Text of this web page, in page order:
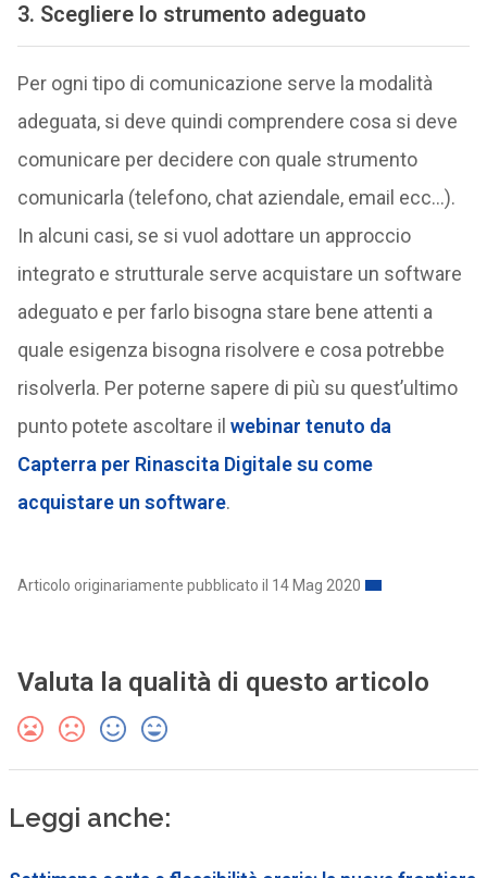
3. Scegliere lo strumento adeguato
Per ogni tipo di comunicazione serve la modalità
adeguata, si deve quindi comprendere cosa si deve
comunicare per decidere con quale strumento
comunicarla (telefono, chat aziendale, email ecc…).
In alcuni casi, se si vuol adottare un approccio
integrato e strutturale serve acquistare un software
adeguato e per farlo bisogna stare bene attenti a
quale esigenza bisogna risolvere e cosa potrebbe
risolverla. Per poterne sapere di più su quest’ultimo
punto potete ascoltare il webinar tenuto da
Capterra per Rinascita Digitale su come
acquistare un software.
Articolo originariamente pubblicato il 14 Mag 2020
Valuta la qualità di questo articolo
Leggi anche: